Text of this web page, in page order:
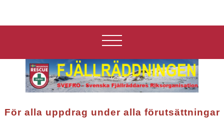
För alla uppdrag under alla förutsättningar